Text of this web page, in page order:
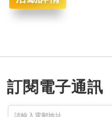
訂閱電子通訊